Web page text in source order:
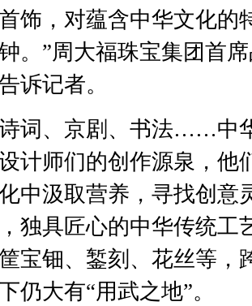
饰，对蕴含中华文化的
。”周大福珠宝集团首
诉记者。
、京剧、书法……中
计师们的创作源泉，他
中汲取营养，寻找创意
独具匠心的中华传统工
宝钿、錾刻、花丝等，
仍大有“用武之地”。